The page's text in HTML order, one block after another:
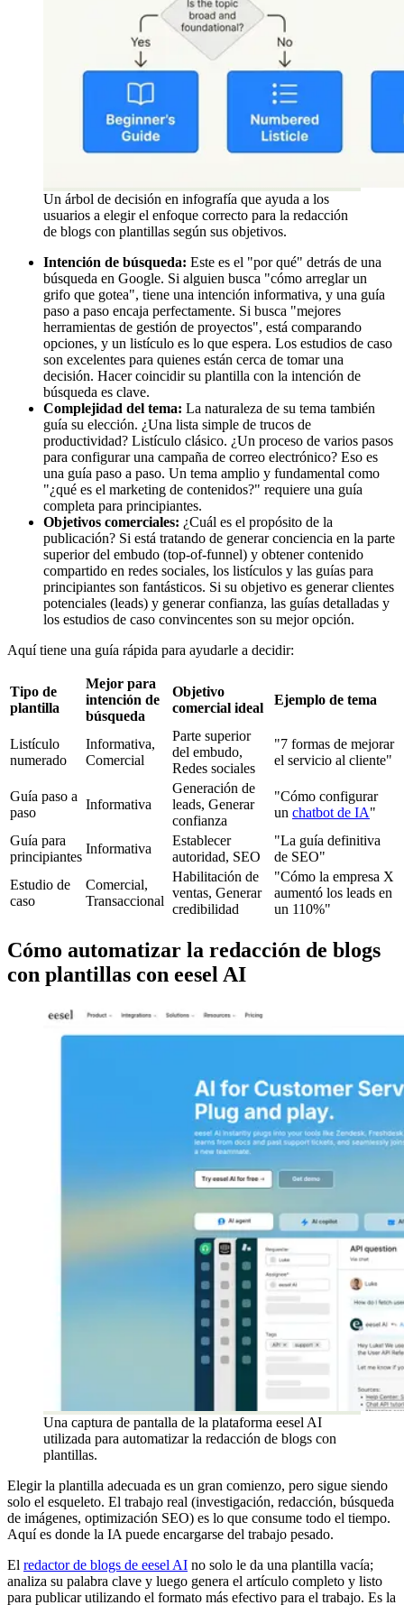
Un árbol de decisión en infografía que ayuda a los
usuarios a elegir el enfoque correcto para la redacción
de blogs con plantillas según sus objetivos.
Intención de búsqueda: Este es el "por qué" detrás de una
búsqueda en Google. Si alguien busca "cómo arreglar un
grifo que gotea", tiene una intención informativa, y una guía
paso a paso encaja perfectamente. Si busca "mejores
herramientas de gestión de proyectos", está comparando
opciones, y un listículo es lo que espera. Los estudios de caso
son excelentes para quienes están cerca de tomar una
decisión. Hacer coincidir su plantilla con la intención de
búsqueda es clave.
Complejidad del tema: La naturaleza de su tema también
guía su elección. ¿Una lista simple de trucos de
productividad? Listículo clásico. ¿Un proceso de varios pasos
para configurar una campaña de correo electrónico? Eso es
una guía paso a paso. Un tema amplio y fundamental como
"¿qué es el marketing de contenidos?" requiere una guía
completa para principiantes.
Objetivos comerciales: ¿Cuál es el propósito de la
publicación? Si está tratando de generar conciencia en la parte
superior del embudo (top-of-funnel) y obtener contenido
compartido en redes sociales, los listículos y las guías para
principiantes son fantásticos. Si su objetivo es generar clientes
potenciales (leads) y generar confianza, las guías detalladas y
los estudios de caso convincentes son su mejor opción.
Aquí tiene una guía rápida para ayudarle a decidir:
Tipo de
plantilla
Mejor para
intención de
búsqueda
Objetivo
comercial ideal
Ejemplo de tema
Listículo
numerado
Informativa,
Comercial
Parte superior
del embudo,
Redes sociales
"7 formas de mejorar
el servicio al cliente"
Guía paso a
paso
Informativa
Generación de
leads, Generar
confianza
"Cómo configurar
un chatbot de IA"
Guía para
principiantes
Informativa
Establecer
autoridad, SEO
"La guía definitiva
de SEO"
Estudio de
caso
Comercial,
Transaccional
Habilitación de
ventas, Generar
credibilidad
"Cómo la empresa X
aumentó los leads en
un 110%"
Cómo automatizar la redacción de blogs
con plantillas con eesel AI
Una captura de pantalla de la plataforma eesel AI
utilizada para automatizar la redacción de blogs con
plantillas.
Elegir la plantilla adecuada es un gran comienzo, pero sigue siendo
solo el esqueleto. El trabajo real (investigación, redacción, búsqueda
de imágenes, optimización SEO) es lo que consume todo el tiempo.
Aquí es donde la IA puede encargarse del trabajo pesado.
El redactor de blogs de eesel AI no solo le da una plantilla vacía;
analiza su palabra clave y luego genera el artículo completo y listo
para publicar utilizando el formato más efectivo para el trabajo. Es la